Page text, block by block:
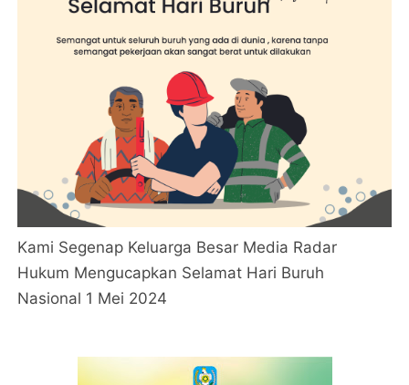
Kami Segenap Keluarga Besar Media Radar
Hukum Mengucapkan Selamat Hari Buruh
Nasional 1 Mei 2024